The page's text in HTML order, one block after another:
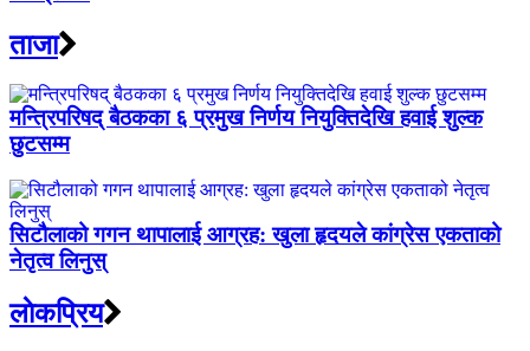
ताजा
मन्त्रिपरिषद् बैठकका ६ प्रमुख निर्णय नियुक्तिदेखि हवाई शुल्क
छुटसम्म
सिटौलाको गगन थापालाई आग्रह: खुला हृदयले कांग्रेस एकताको
नेतृत्व लिनुस्
लाेकप्रिय